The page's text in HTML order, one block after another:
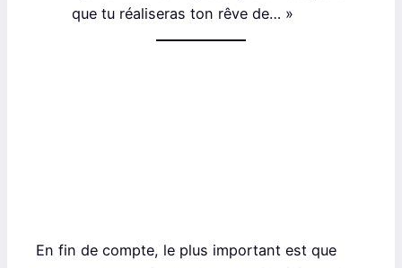
que tu réaliseras ton rêve de… »
En fin de compte, le plus important est que